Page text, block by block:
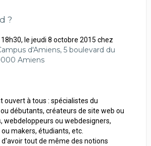
?
le jeudi 8 octobre 2015 chez
d'Amiens, 5 boulevard du
Amiens
ouvert à tous : spécialistes du
débutants, créateurs de site web ou
webdeloppeurs ou webdesigners,
makers, étudiants, etc.
tout de même des notions